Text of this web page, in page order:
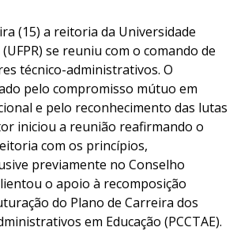
(15) a reitoria da Universidade
se reuniu com o comando de
técnico-administrativos. O
pelo compromisso mútuo em
e pelo reconhecimento das lutas
iniciou a reunião reafirmando o
com os princípios,
previamente no Conselho
o apoio à recomposição
do Plano de Carreira dos
em Educação (PCCTAE).